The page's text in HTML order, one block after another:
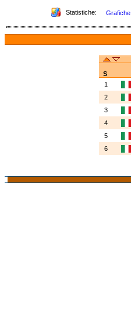
Statistiche: Grafiche
S
1
2
3
4
5
6